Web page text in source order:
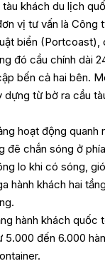
khách du lịch
vị tư vấn là Công
biển (Portcoast),
đó cầu chính dài
bến cả hai bên.
dựng từ bờ ra cầu
hoạt động quanh
đê chắn sóng ở
lo khi có sóng,
hành khách hai
hành khách quốc
5.000 đến 6.000